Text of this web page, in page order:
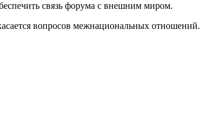
связь форума с внешним миром.
вопросов межнациональных отношений.